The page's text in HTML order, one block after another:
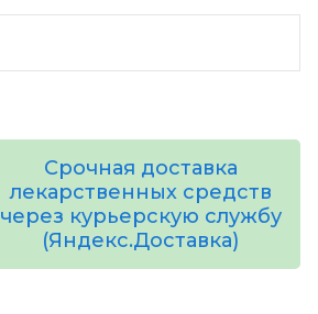
Срочная доставка
лекарственных средств
через курьерскую службу
(Яндекс.Доставка)